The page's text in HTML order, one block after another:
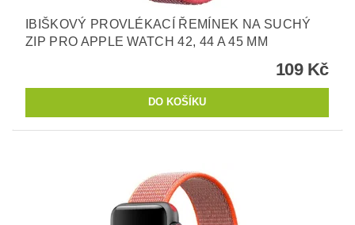
IBIŠKOVÝ PROVLÉKACÍ ŘEMÍNEK NA SUCHÝ
ZIP PRO APPLE WATCH 42, 44 A 45 MM
109 Kč